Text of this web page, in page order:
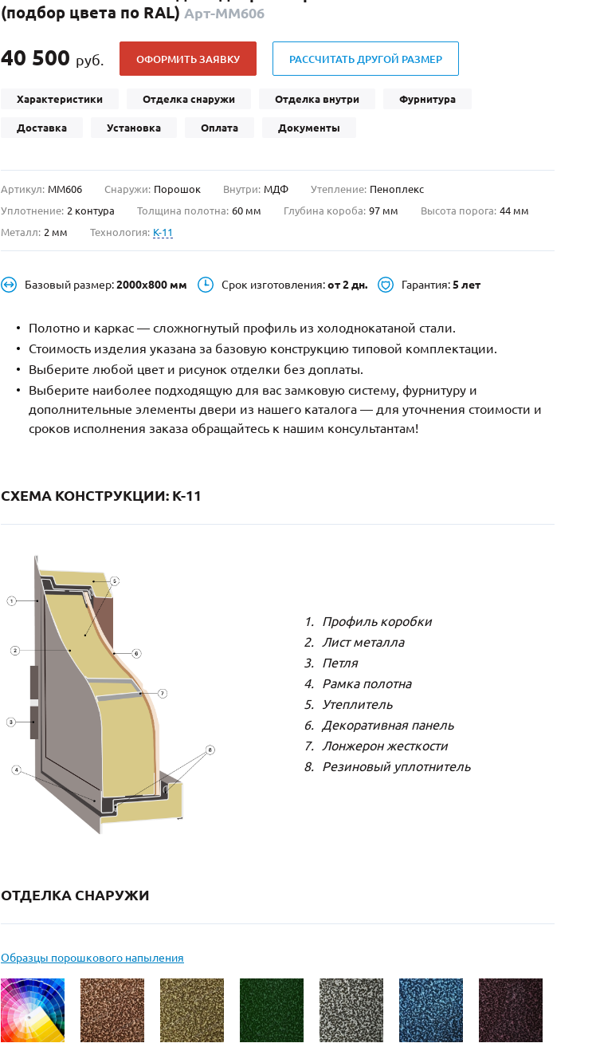
С отбойником(91)
С импостами (73)
С витражами (11)
В современном стиле
С фрамугой(265)
4-го класса защиты (499)
Полуторапольные
(подбор цвета по RAL) Арт-ММ606
40 500 руб. ОФОРМИТЬ ЗАЯВКУ РАССЧИТАТЬ ДРУГОЙ РАЗМЕР
Характеристики Отделка снаружи Отделка внутри Фурнитура
Доставка Установка Оплата Документы
Артикул: ММ606 Снаружи: Порошок Внутри: МДФ Утепление: Пеноплекс
Уплотнение: 2 контура Толщина полотна: 60 мм Глубина короба: 97 мм Высота порога: 44 мм
Металл: 2 мм Технология: K-11
Базовый размер:2000х800 мм Срок изготовления:от 2 дн. Гарантия:5 лет
Полотно и каркас — сложногнутый профиль из холоднокатаной стали.
Стоимость изделия указана за базовую конструкцию типовой комплектации.
Выберите любой цвет и рисунок отделки без доплаты.
Выберите наиболее подходящую для вас замковую систему, фурнитуру и
дополнительные элементы двери из нашего каталога — для уточнения стоимости и
сроков исполнения заказа обращайтесь к нашим консультантам!
СХЕМА КОНСТРУКЦИИ: K-11
Профиль коробки
Лист металла
Петля
Рамка полотна
Утеплитель
Декоративная панель
Лонжерон жесткости
Резиновый уплотнитель
ОТДЕЛКА СНАРУЖИ
Образцы порошкового напыления